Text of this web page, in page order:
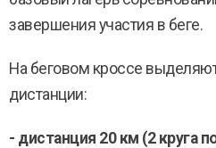
завершения участия в беге.
На беговом кроссе
дистанции:
- дистанция 20 км (2 круга